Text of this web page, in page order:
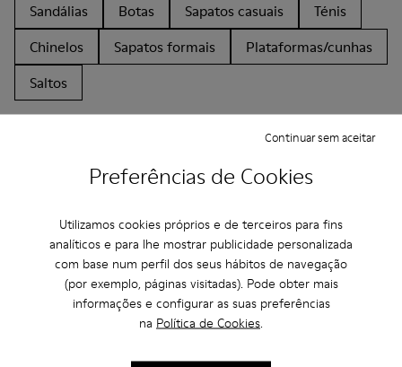
Preferências de Cookies
Utilizamos cookies próprios e de terceiros para fins
analíticos e para lhe mostrar publicidade personalizada
com base num perfil dos seus hábitos de navegação
(por exemplo, páginas visitadas). Pode obter mais
informações e configurar as suas preferências
na Política de Cookies.
Continuar sem aceitar
Sandálias
Botas Sapatos casuais
Ténis
Chinelos
Sapatos formais
Plataformas/cunhas
Saltos
HOMEM SAPATOS PARA HOMEM
Saldos: Obtém um desconto extra de